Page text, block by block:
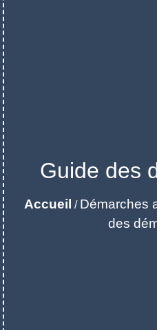
Guide des
Accueil / Démarches
des